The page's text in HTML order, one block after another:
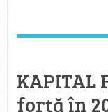
KAPITAL
forță în